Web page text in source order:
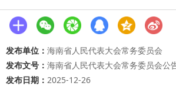
发布单位： 海南省人民代表大会常务委员会
发布文号： 海南省人民代表大会常务委员会公
发布日期： 2025-12-26